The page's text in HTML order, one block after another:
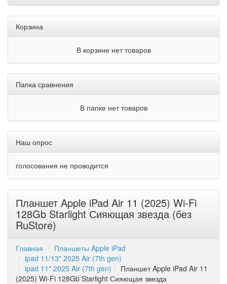
Корзина
В корзине нет товаров
Папка сравнения
В папке нет товаров
Наш опрос
голосования не проводится
Планшет Apple iPad Air 11 (2025) Wi-Fi
128Gb Starlight Сияющая звезда (без
RuStore)
Главная
Планшеты Apple iPad
ipad 11/13" 2025 Air (7th gen)
ipad 11" 2025 Air (7th gen)
Планшет Apple iPad Air 11
(2025) Wi-Fi 128Gb Starlight Сияющая звезда